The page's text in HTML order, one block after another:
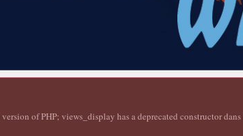
of PHP; views_display has a deprecated constructor dans